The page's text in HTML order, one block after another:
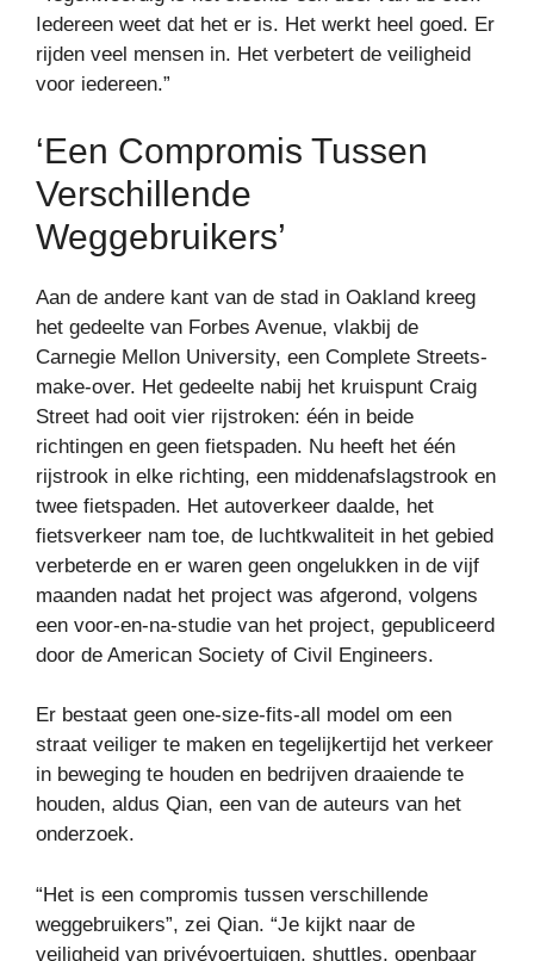
Iedereen weet dat het er is. Het werkt heel goed. Er
rijden veel mensen in. Het verbetert de veiligheid
voor iedereen.”
‘Een Compromis Tussen
Verschillende
Weggebruikers’
Aan de andere kant van de stad in Oakland kreeg
het gedeelte van Forbes Avenue, vlakbij de
Carnegie Mellon University, een Complete Streets-
make-over. Het gedeelte nabij het kruispunt Craig
Street had ooit vier rijstroken: één in beide
richtingen en geen fietspaden. Nu heeft het één
rijstrook in elke richting, een middenafslagstrook en
twee fietspaden. Het autoverkeer daalde, het
fietsverkeer nam toe, de luchtkwaliteit in het gebied
verbeterde en er waren geen ongelukken in de vijf
maanden nadat het project was afgerond, volgens
een voor-en-na-studie van het project, gepubliceerd
door de American Society of Civil Engineers.
Er bestaat geen one-size-fits-all model om een ​​
straat veiliger te maken en tegelijkertijd het verkeer
in beweging te houden en bedrijven draaiende te
houden, aldus Qian, een van de auteurs van het
onderzoek.
“Het is een compromis tussen verschillende
weggebruikers”, zei Qian. “Je kijkt naar de
veiligheid van privévoertuigen, shuttles, openbaar